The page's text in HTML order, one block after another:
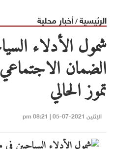
الرئيسية/أخبار محلية
شمول الأدلاء
الضمان
تموز الحالي
الإثنين 2021-07-05 | 08:21 pm